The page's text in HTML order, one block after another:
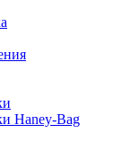
Haney-Bag